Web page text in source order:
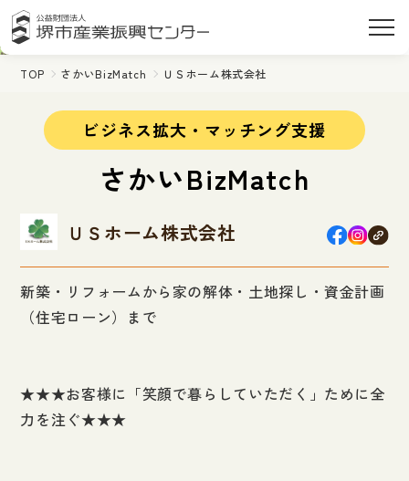
TOP さかいBizMatch ＵＳホーム株式会社
ビジネス拡大・マッチング支援
さかいBizMatch
ＵＳホーム株式会社
新築・リフォームから家の解体・土地探し・資金計画
（住宅ローン）まで
★★★お客様に「笑顔で暮らしていただく」ために全
力を注ぐ★★★